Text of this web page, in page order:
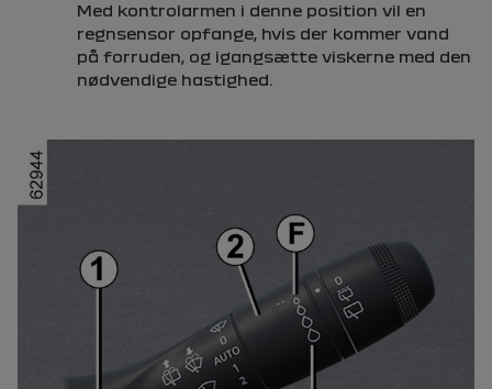
Med kontrolarmen i denne position vil en
regnsensor opfange, hvis der kommer vand
på forruden, og igangsætte viskerne med den
nødvendige hastighed.